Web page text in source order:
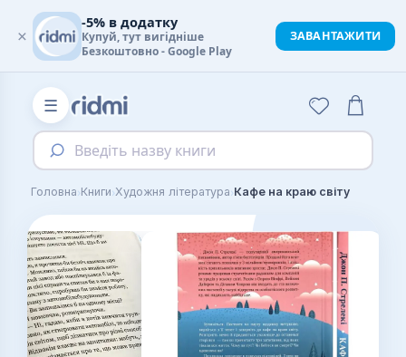
☰
Введіть назву книги
Головна›Книги›Художня література›Кафе на краю світу
×
-5% в додатку
Купуй, тут вигідніше
Безкоштовно - Google Play
ЗАВАНТАЖИТИ